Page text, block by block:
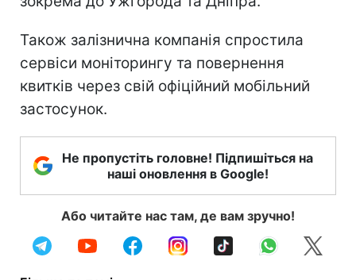
Також залізнична компанія спростила
сервіси моніторингу та повернення
квитків через свій офіційний мобільний
застосунок.
Не пропустіть головне! Підпишіться на
наші оновлення в Google!
Або читайте нас там, де вам зручно!